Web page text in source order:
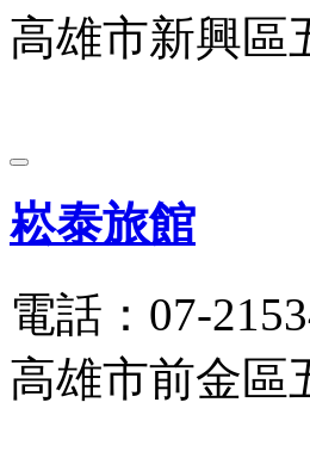
高雄市新興區
崧泰旅館
電話：07-
高雄市前金區